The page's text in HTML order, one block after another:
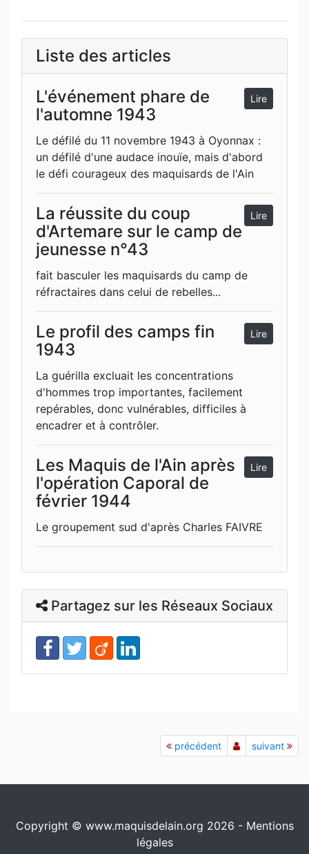
Liste des articles
Lire
L'événement phare de
l'automne 1943
Le défilé du 11 novembre 1943 à Oyonnax :
un défilé d'une audace inouïe, mais d'abord
le défi courageux des maquisards de l'Ain
Lire
La réussite du coup
d'Artemare sur le camp de
jeunesse n°43
fait basculer les maquisards du camp de
réfractaires dans celui de rebelles...
Lire
Le profil des camps fin
1943
La guérilla excluait les concentrations
d'hommes trop importantes, facilement
repérables, donc vulnérables, difficiles à
encadrer et à contrôler.
Lire
Les Maquis de l'Ain après
l'opération Caporal de
février 1944
Le groupement sud d'après Charles FAIVRE
Partagez sur les Réseaux Sociaux
précédent suivant
Copyright © www.maquisdelain.org 2026 - Mentions
légales